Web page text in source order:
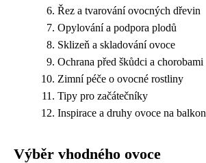
Řez a tvarování ovocných dřevin
Opylování a podpora plodů
Sklizeň a skladování ovoce
Ochrana před škůdci a chorobami
Zimní péče o ovocné rostliny
Tipy pro začátečníky
Inspirace a druhy ovoce na balkon
Výběr vhodného ovoce